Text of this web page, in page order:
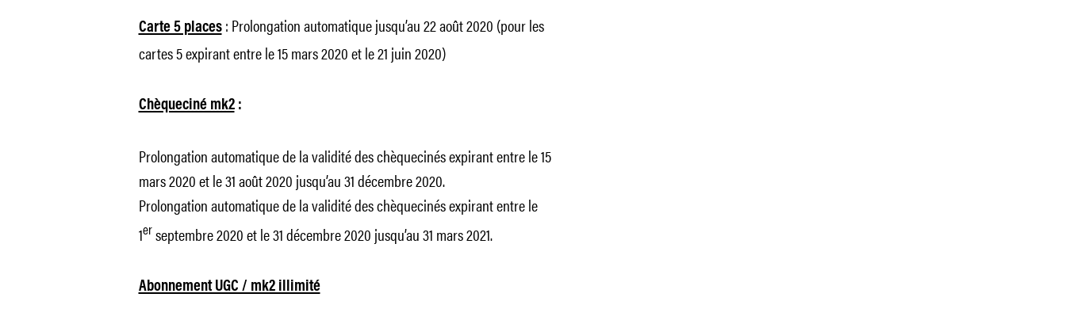
Carte 5 places: Prolongation automatique jusqu’au 22 août 2020 (pour les
cartes 5 expirant entre le 15 mars 2020 et le 21 juin 2020)
Chèqueciné mk2:
Prolongation automatique de la validité des chèquecinés expirant entre le 15
mars 2020 et le 31 août 2020 jusqu’au 31 décembre 2020.
Prolongation automatique de la validité des chèquecinés expirant entre le
1erseptembre 2020 et le 31 décembre 2020 jusqu’au 31 mars 2021.
Abonnement UGC / mk2 illimité